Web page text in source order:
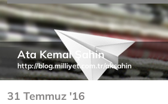
Ata Kemal Şahin
http://blog.milliyet.com.tr/aksahin
31 Temmuz '16